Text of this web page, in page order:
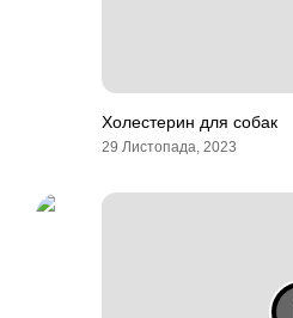
Холестерин для собак
29 Листопада, 2023